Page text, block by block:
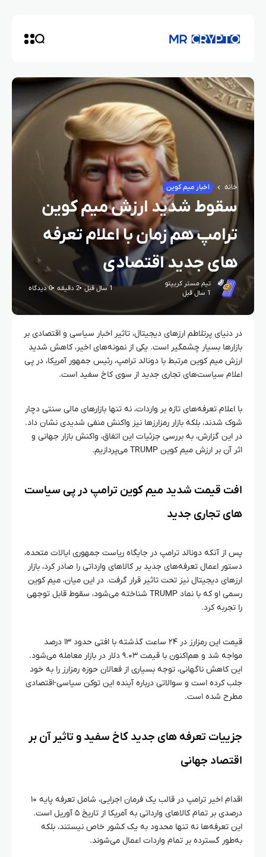
خانه اخبار میم کوین
سقوط شدید ارزش میم کوین
ترامپ هم‌ زمان با اعلام تعرفه‌
های جدید اقتصادی
تیم مستر کریپتو
1 سال قبل
1 سال قبل 2 دقیقه 0 دیدگاه
در دنیای پرتلاطم ارزهای دیجیتال، تاثیر اخبار سیاسی و اقتصادی بر
بازارها بسیار چشمگیر است. یکی از نمونه‌های اخیر، کاهش شدید
ارزش میم کوین مرتبط با دونالد ترامپ، رئیس جمهور آمریکا، در پی
اعلام سیاست‌های تجاری جدید از سوی کاخ سفید است.
با اعلام تعرفه‌های تازه بر واردات، نه تنها بازارهای مالی سنتی دچار
شوک شدند، بلکه بازار رمزارزها نیز واکنش منفی شدیدی نشان داد.
در این گزارش، به بررسی جزئیات این اتفاق، واکنش بازار جهانی و
اثر آن بر ارزش میم کوین TRUMP می‌پردازیم.
افت قیمت شدید میم کوین ترامپ در پی سیاست‌
های تجاری جدید
پس از آنکه دونالد ترامپ در جایگاه ریاست جمهوری ایالات متحده،
دستور اعمال تعرفه‌های جدید بر کالاهای وارداتی را صادر کرد، بازار
ارزهای دیجیتال نیز تحت تاثیر قرار گرفت. در این میان، میم کوین
رسمی او که با نماد TRUMP شناخته می‌شود، سقوط قابل توجهی
را تجربه کرد.
قیمت این رمزارز در ۲۴ ساعت گذشته با افتی حدود ۱۳ درصد
مواجه شد و هم‌اکنون با قیمت ۹.۰۳ دلار در بازار معامله می‌شود.
این کاهش ناگهانی، توجه بسیاری از فعالان حوزه رمزارز را به خود
جلب کرده است و سوالاتی درباره آینده این توکن سیاسی-اقتصادی
مطرح شده است.
جزییات تعرفه‌ های جدید کاخ سفید و تاثیر آن بر
اقتصاد جهانی
اقدام اخیر ترامپ در قالب یک فرمان اجرایی، شامل تعرفه پایه ۱۰
درصدی بر تمام کالاهای وارداتی به آمریکا از تاریخ ۵ آوریل است.
این تعرفه‌ها نه تنها محدود به یک کشور خاص نیستند، بلکه
به‌طور گسترده بر تمام واردات اعمال می‌شوند.